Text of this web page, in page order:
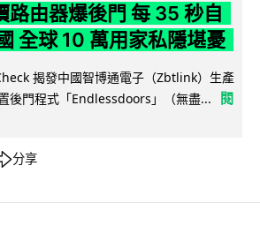
路由器爆後門 每 35 秒自
全球 10 萬用家私隱堪憂
揭發中國智博通電子（Zbtlink）生產
後門程式「Endlessdoors」（無盡...
閱
分享